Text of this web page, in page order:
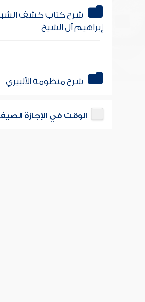
شرح كتاب كشف
إبراهيم آل الشيخ
شرح منظومة الألبيري
الوقت في الإجازة